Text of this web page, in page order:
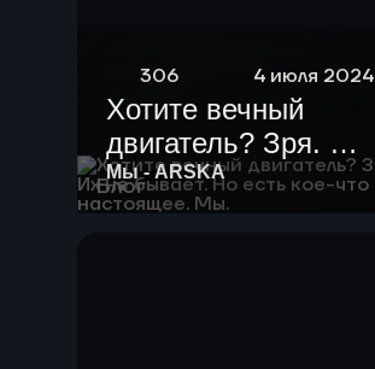
Блог
306 4 июля 2024
Хотите вечный
двигатель? Зря. Их
не бывает. Но есть
кое-что настоящее.
Мы - ARSKA